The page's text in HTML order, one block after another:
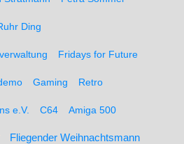
Ding
Fridays for Future
Gaming Retro
e.V. C64 Amiga 500
Fliegender Weihnachtsmann